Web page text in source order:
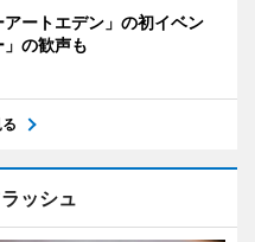
ートエデン」の初イベン
の歓声も
ッシュ